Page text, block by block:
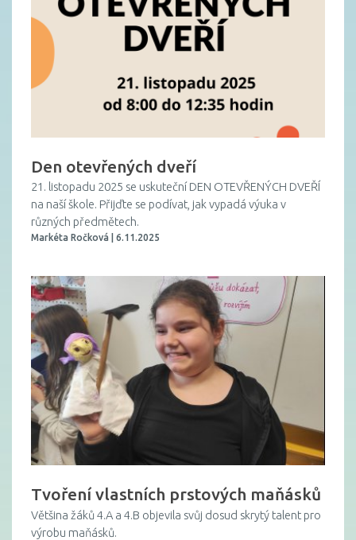
Den otevřených dveří
21. listopadu 2025 se uskuteční DEN OTEVŘENÝCH DVEŘÍ
na naší škole. Přijďte se podívat, jak vypadá výuka v
různých předmětech.
Markéta Ročková | 6.11.2025
Tvoření vlastních prstových maňásků
Většina žáků 4.A a 4.B objevila svůj dosud skrytý talent pro
výrobu maňásků.